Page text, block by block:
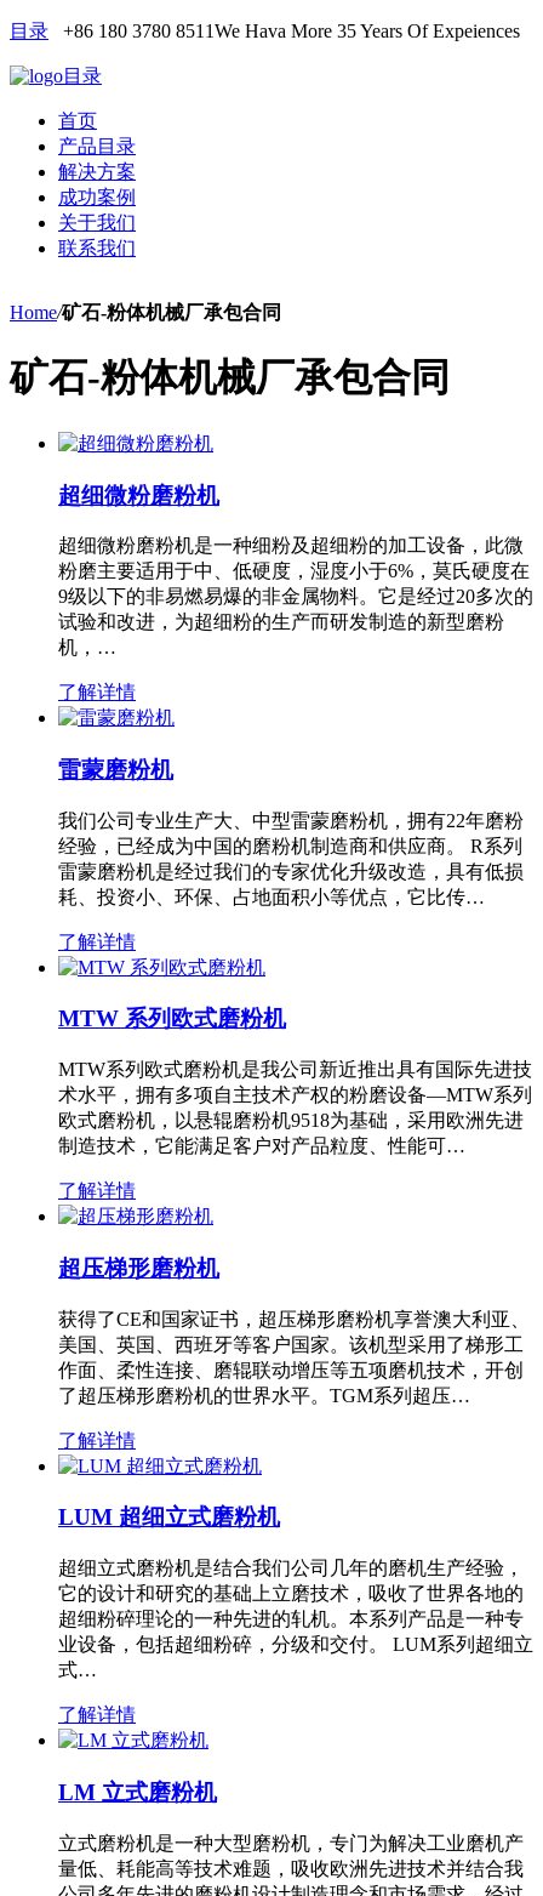
目录 +86 180 3780 8511We Hava More 35 Years Of Expeiences
目录
首页
产品目录
解决方案
成功案例
关于我们
联系我们
Home/矿石-粉体机械厂承包合同
矿石-粉体机械厂承包合同
超细微粉磨粉机
超细微粉磨粉机是一种细粉及超细粉的加工设备，此微
粉磨主要适用于中、低硬度，湿度小于6%，莫氏硬度在
9级以下的非易燃易爆的非金属物料。它是经过20多次的
试验和改进，为超细粉的生产而研发制造的新型磨粉
机，…
了解详情
雷蒙磨粉机
我们公司专业生产大、中型雷蒙磨粉机，拥有22年磨粉
经验，已经成为中国的磨粉机制造商和供应商。 R系列
雷蒙磨粉机是经过我们的专家优化升级改造，具有低损
耗、投资小、环保、占地面积小等优点，它比传…
了解详情
MTW 系列欧式磨粉机
MTW系列欧式磨粉机是我公司新近推出具有国际先进技
术水平，拥有多项自主技术产权的粉磨设备—MTW系列
欧式磨粉机，以悬辊磨粉机9518为基础，采用欧洲先进
制造技术，它能满足客户对产品粒度、性能可…
了解详情
超压梯形磨粉机
获得了CE和国家证书，超压梯形磨粉机享誉澳大利亚、
美国、英国、西班牙等客户国家。该机型采用了梯形工
作面、柔性连接、磨辊联动增压等五项磨机技术，开创
了超压梯形磨粉机的世界水平。TGM系列超压…
了解详情
LUM 超细立式磨粉机
超细立式磨粉机是结合我们公司几年的磨机生产经验，
它的设计和研究的基础上立磨技术，吸收了世界各地的
超细粉碎理论的一种先进的轧机。本系列产品是一种专
业设备，包括超细粉碎，分级和交付。 LUM系列超细立
式…
了解详情
LM 立式磨粉机
立式磨粉机是一种大型磨粉机，专门为解决工业磨机产
量低、耗能高等技术难题，吸收欧洲先进技术并结合我